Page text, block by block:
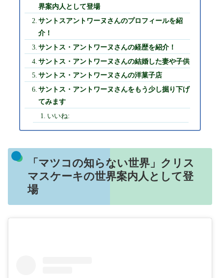
界案内人として登場
サントスアントワーヌさんのプロフィールを紹
介！
サントス・アントワーヌさんの経歴を紹介！
サントス・アントワーヌさんの結婚した妻や子供
サントス・アントワーヌさんの洋菓子店
サントス・アントワーヌさんをもう少し掘り下げ
てみます
いいね:
「マツコの知らない世界」クリス
マスケーキの世界案内人として登
場